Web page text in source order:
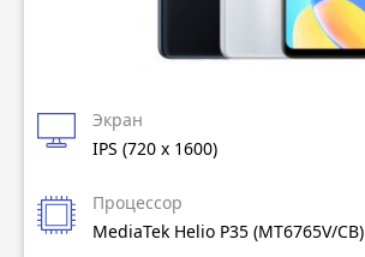
Экран
IPS (720 x 1600)
Процессор
MediaTek Helio P35 (MT6765V/CB)